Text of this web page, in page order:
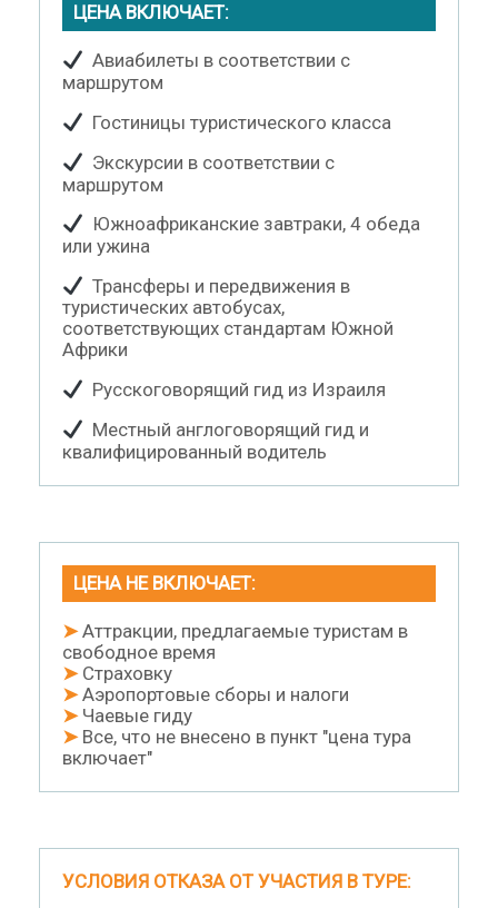
ЦЕНА ВКЛЮЧАЕТ:
Авиабилеты в соответствии с
маршрутом
Гостиницы туристического класса
Экскурсии в соответствии с
маршрутом
Южноафриканские завтраки, 4 обеда
или ужина
Трансферы и передвижения в
туристических автобусах,
соответствующих стандартам Южной
Африки
Русскоговорящий гид из Израиля
Местный англоговорящий гид и
квалифицированный водитель
ЦЕНА НЕ ВКЛЮЧАЕТ:
➤Аттракции, предлагаемые туристам в
свободное время
➤Страховку
➤Аэропортовые сборы и налоги
➤Чаевые гиду
➤Все, что не внесено в пункт "цена тура
включает"
УСЛОВИЯ ОТКАЗА ОТ УЧАСТИЯ В ТУРЕ: